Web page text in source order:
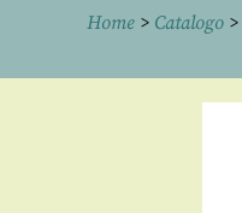
Home > Catalogo >